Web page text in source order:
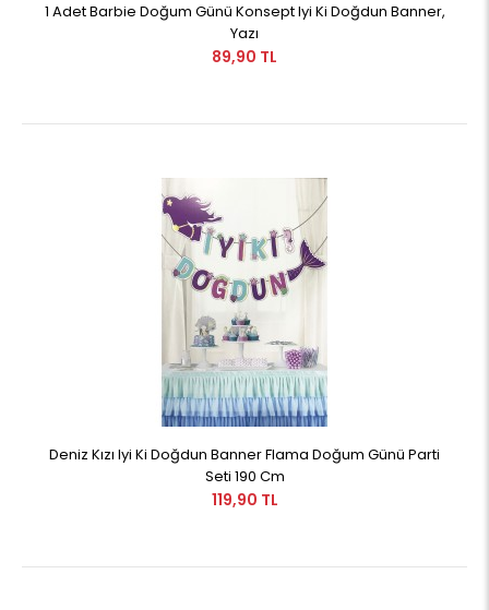
1 Adet Barbie Doğum Günü Konsept Iyi Ki Doğdun Banner,
Yazı
89,90 TL
Deniz Kızı Iyi Ki Doğdun Banner Flama Doğum Günü Parti
Seti 190 Cm
119,90 TL